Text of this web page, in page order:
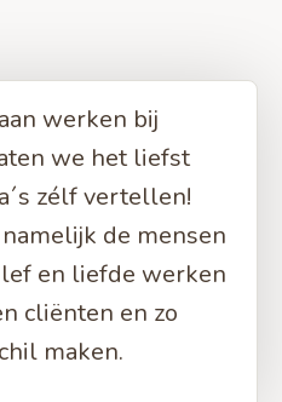
werken bij
we het liefst
zélf vertellen!
de mensen
en liefde werken
cliënten en zo
maken.